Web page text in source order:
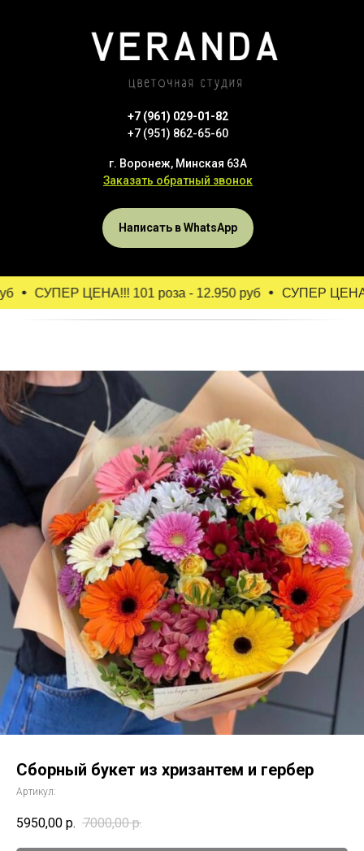
+7 (961) 029-01-82
+7 (951) 862-65-60
г. Воронеж, Минская 63А
Заказать обратный звонок
Написать в WhatsApp
СУПЕР ЦЕНА!!! 101 роза - 12.950 руб СУПЕР ЦЕНА!!!
Сборный букет из хризантем и гербер
Артикул:
5950,00 р. 7000,00 р.